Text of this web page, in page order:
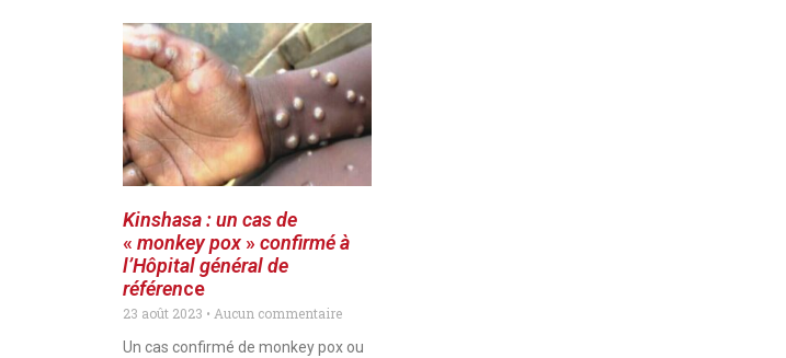
Kinshasa: un cas de
« monkey pox » confirmé à
l’Hôpital général de
référence
23 août 2023
Aucun commentaire
Un cas confirmé de monkey pox ou